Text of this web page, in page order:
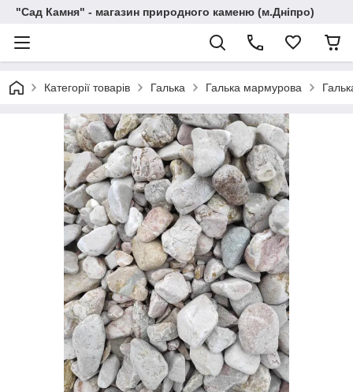
"Сад Камня" - магазин природного каменю (м.Дніпро)
Категорії товарів Галька Галька мармурова